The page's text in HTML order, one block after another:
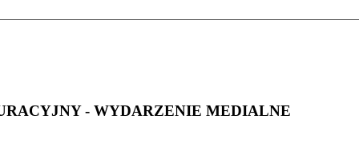
- WYDARZENIE MEDIALNE